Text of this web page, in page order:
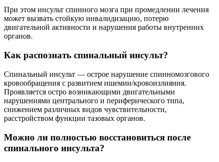
При этом инсульт спинного мозга при промедлении лечения
может вызвать стойкую инвалидизацию, потерю
двигательной активности и нарушения работы внутренних
органов.
Как распознать спинальный инсульт?
Спинальный инсульт — острое нарушение спинномозгового
кровообращения с развитием ишемии/кровоизлияния.
Проявляется остро возникающими двигательными
нарушениями центрального и периферического типа,
снижением различных видов чувствительности,
расстройством функции тазовых органов.
Можно ли полностью восстановиться после
спинального инсульта?